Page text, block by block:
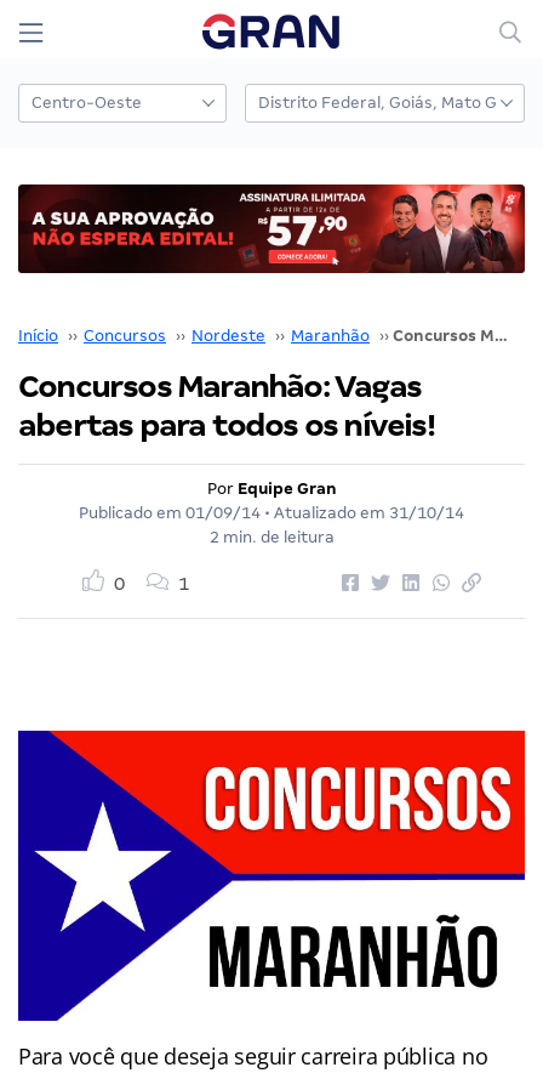
Início ›› Concursos ›› Nordeste ›› Maranhão ›› Concursos Maranhão: Vagas abertas para todos os níveis!
Concursos Maranhão: Vagas
abertas para todos os níveis!
Por Equipe Gran
Publicado em 01/09/14 • Atualizado em 31/10/14
2 min. de leitura
0 1
Para você que deseja seguir carreira pública no